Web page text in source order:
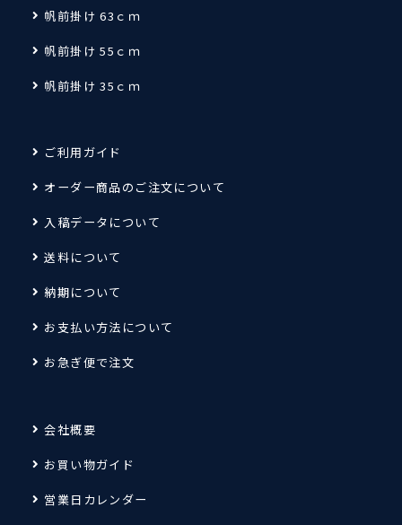
帆前掛け 63ｃｍ
帆前掛け 55ｃｍ
帆前掛け 35ｃｍ
ご利用ガイド
オーダー商品のご注文について
入稿データについて
送料について
納期について
お支払い方法について
お急ぎ便で注文
会社概要
お買い物ガイド
営業日カレンダー